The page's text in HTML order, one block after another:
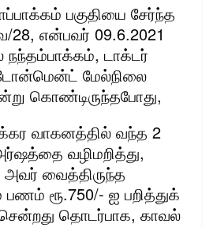
பகுதியை சேர்ந்த
28, என்பவர் 09.6.2021
டாக்டர்
மேல்நிலை
கொண்டிருந்தபோது,
வாகனத்தில் வந்த 2
வழிமறித்து,
அவர் வைத்திருந்த
ரூ.750/- ஐ பறித்துக்
தொடர்பாக, காவல்